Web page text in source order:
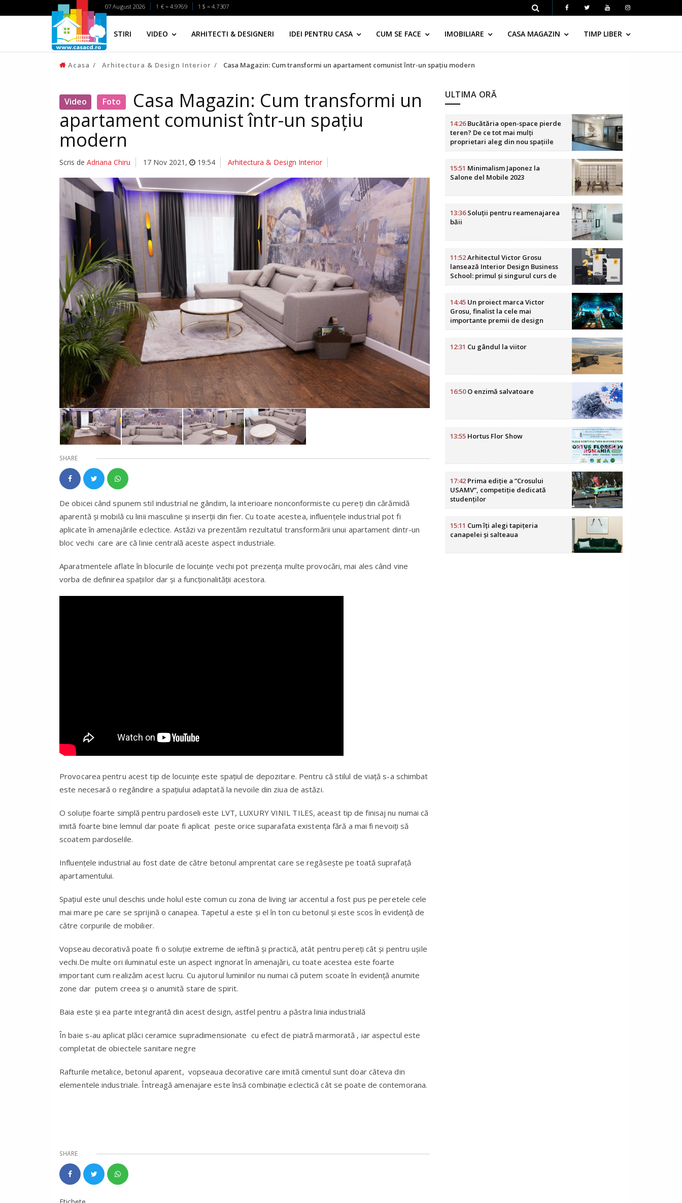
07 August 2026 1 € = 4.9769 1 $ = 4.7307
STIRI VIDEO ARHITECTI & DESIGNERI IDEI PENTRU CASA CUM SE FACE IMOBILIARE CASA MAGAZIN TIMP LIBER
Acasa Arhitectura & Design Interior Casa Magazin: Cum transformi un apartament comunist într-un spațiu modern
Video Foto Casa Magazin: Cum transformi un
apartament comunist într-un spațiu
modern
Scris de Adriana Chiru 17 Nov 2021 , 19:54 Arhitectura & Design Interior
SHARE
De obicei când spunem stil industrial ne gândim, la interioare nonconformiste cu pereți din cărămidă
aparentă și mobilă cu linii masculine și inserții din fier. Cu toate acestea, influențele industrial pot fi
aplicate în amenajările eclectice. Astăzi va prezentăm rezultatul transformării unui apartament dintr-un
bloc vechi care are că linie centrală aceste aspect industriale.
Aparatmentele aflate în blocurile de locuințe vechi pot prezența multe provocări, mai ales când vine
vorba de definirea spațiilor dar și a funcționalității acestora.
Provocarea pentru acest tip de locuințe este spațiul de depozitare. Pentru că stilul de viață s-a schimbat
este necesară o regândire a spațiului adaptată la nevoile din ziua de astăzi.
O soluție foarte simplă pentru pardoseli este LVT, LUXURY VINIL TILES, aceast tip de finisaj nu numai că
imită foarte bine lemnul dar poate fi aplicat peste orice suparafata existența fără a mai fi nevoiți să
scoatem pardoselile.
Influențele industrial au fost date de către betonul amprentat care se regăsește pe toată suprafață
apartamentului.
Spațiul este unul deschis unde holul este comun cu zona de living iar accentul a fost pus pe peretele cele
mai mare pe care se sprijină o canapea. Tapetul a este și el în ton cu betonul și este scos în evidență de
către corpurile de mobilier.
Vopseau decorativă poate fi o soluție extreme de ieftină și practică, atât pentru pereți cât și pentru ușile
vechi.De multe ori iluminatul este un aspect ingnorat în amenajări, cu toate acestea este foarte
important cum realizăm acest lucru. Cu ajutorul luminilor nu numai că putem scoate în evidență anumite
zone dar putem creea și o anumită stare de spirit.
Baia este și ea parte integrantă din acest design, astfel pentru a păstra linia industrială
În baie s-au aplicat plăci ceramice supradimensionate cu efect de piatră marmorată , iar aspectul este
completat de obiectele sanitare negre
Rafturile metalice, betonul aparent, vopseaua decorative care imită cimentul sunt doar câteva din
elementele industriale. Întreagă amenajare este însă combinație eclectică cât se poate de contemorana.
SHARE
ULTIMA ORĂ
14:26Bucătăria open-space pierde
teren? De ce tot mai mulți
proprietari aleg din nou spațiile
delimitate
15:51 Minimalism Japonez la
Salone del Mobile 2023
13:36Soluții pentru reamenajarea
băii
11:52Arhitectul Victor Grosu
lansează Interior Design Business
School: primul și singurul curs de
business în design interior din
14:45 Un proiect marca Victor
Grosu, finalist la cele mai
importante premii de design
HoReCa din lume
12:31 Cu gândul la viitor
16:50O enzimă salvatoare
13:55 Hortus Flor Show
17:42 Prima ediție a ”Crosului
USAMV”, competiție dedicată
studenților
15:11 Cum îți alegi tapițeria
canapelei și salteaua